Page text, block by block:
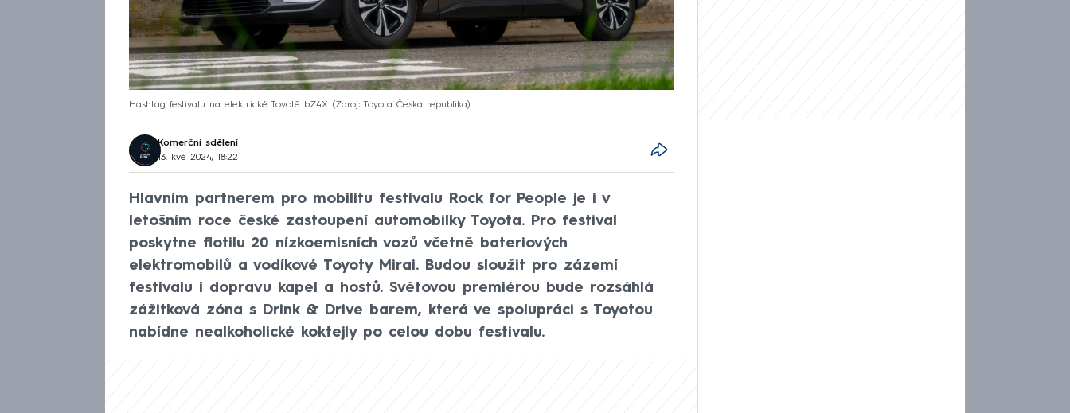
Hashtag festivalu na elektrické Toyotě bZ4X Zdroj: Toyota Česká republika
Komerční sdělení
13. kvě 2024, 18:22
Hlavním partnerem pro mobilitu festivalu Rock for People je i v
letošním roce české zastoupení automobilky Toyota. Pro festival
poskytne flotilu 20 nízkoemisních vozů včetně bateriových
elektromobilů a vodíkové Toyoty Mirai. Budou sloužit pro zázemí
festivalu i dopravu kapel a hostů. Světovou premiérou bude rozsáhlá
zážitková zóna s Drink & Drive barem, která ve spolupráci s Toyotou
nabídne nealkoholické koktejly po celou dobu festivalu.